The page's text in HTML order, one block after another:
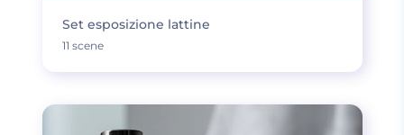
Set esposizione lattine
11 scene